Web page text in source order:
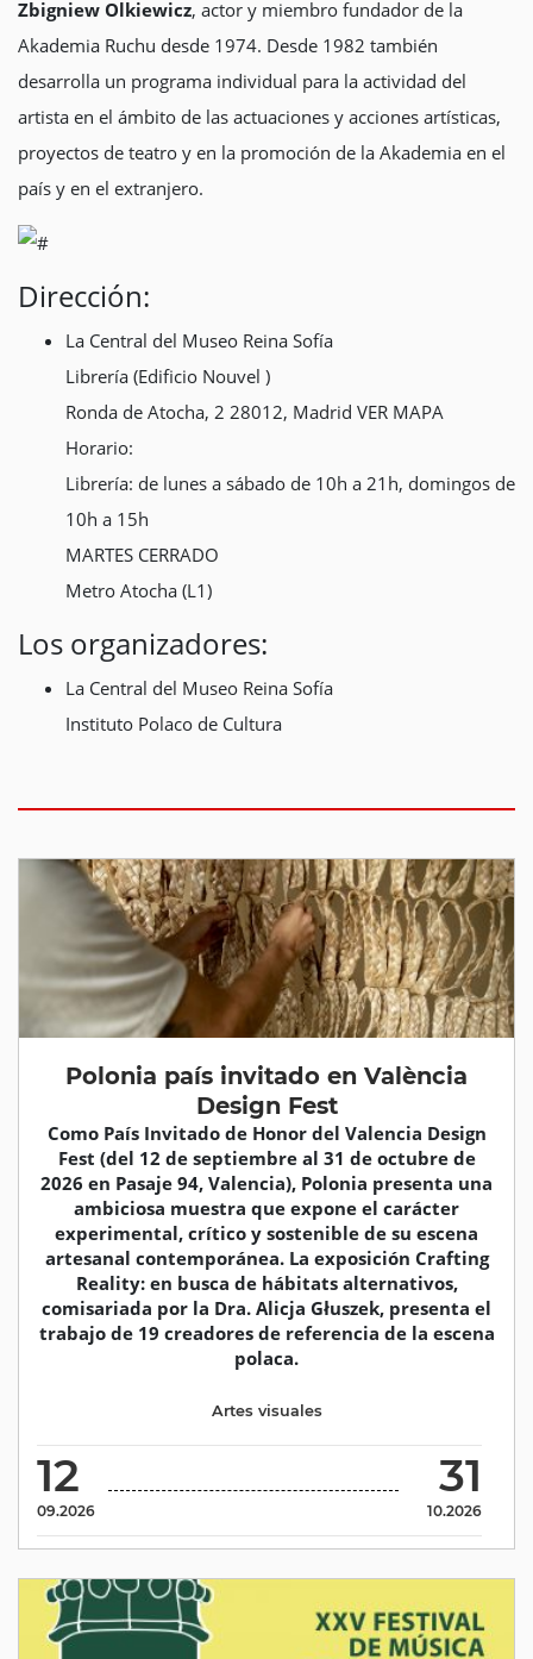
Zbigniew Olkiewicz, actor y miembro fundador de la
Akademia Ruchu desde 1974. Desde 1982 también
desarrolla un programa individual para la actividad del
artista en el ámbito de las actuaciones y acciones artísticas,
proyectos de teatro y en la promoción de la Akademia en el
país y en el extranjero.
Dirección:
La Central del Museo Reina Sofía
Librería (Edificio Nouvel )
Ronda de Atocha, 2 28012, Madrid VER MAPA
Horario:
Librería: de lunes a sábado de 10h a 21h, domingos de
10h a 15h
MARTES CERRADO
Metro Atocha (L1)
Los organizadores:
La Central del Museo Reina Sofía
Instituto Polaco de Cultura
Polonia país invitado en València
Design Fest
Como País Invitado de Honor del Valencia Design
Fest (del 12 de septiembre al 31 de octubre de
2026 en Pasaje 94, Valencia), Polonia presenta una
ambiciosa muestra que expone el carácter
experimental, crítico y sostenible de su escena
artesanal contemporánea. La exposición Crafting
Reality: en busca de hábitats alternativos,
comisariada por la Dra. Alicja Głuszek, presenta el
trabajo de 19 creadores de referencia de la escena
polaca.
12
09.2026
31
10.2026
Artes visuales